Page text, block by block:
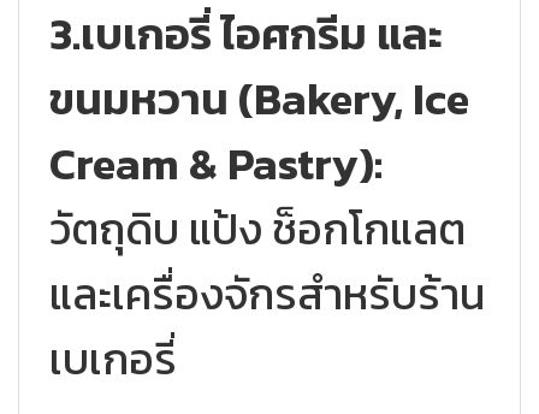
3.เบเกอรี่ ไอศกรีม และ
ขนมหวาน (Bakery, Ice
Cream & Pastry):
วัตถุดิบ แป้ง ช็อกโกแลต
และเครื่องจักรสำหรับร้าน
เบเกอรี่